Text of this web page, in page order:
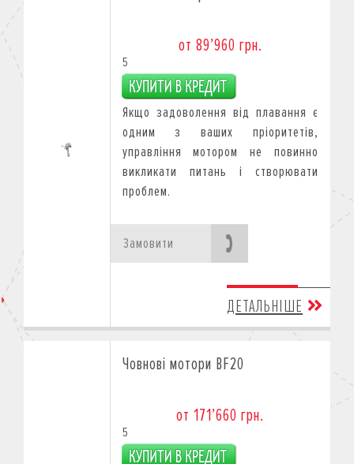
от 89’960 грн.
5
Якщо задоволення від плавання є
одним з ваших пріоритетів,
управління мотором не повинно
викликати питань і створювати
проблем.
Замовити
ДЕТАЛЬНІШЕ
Човнові мотори BF20
от 171’660 грн.
5